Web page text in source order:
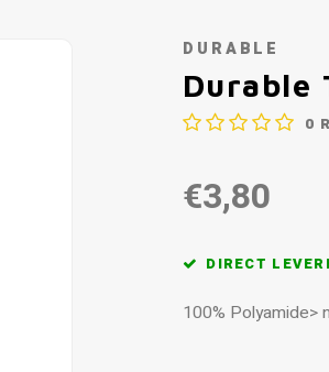
DURABLE
Durable
0
€3,80
DIRECT
100% Polyamide>